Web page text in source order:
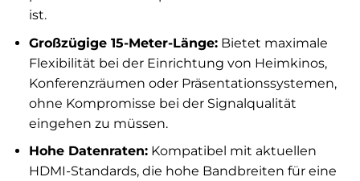
ist.
Großzügige 15-Meter-Länge:Bietet maximale
Flexibilität bei der Einrichtung von Heimkinos,
Konferenzräumen oder Präsentationssystemen,
ohne Kompromisse bei der Signalqualität
eingehen zu müssen.
Hohe Datenraten:Kompatibel mit aktuellen
HDMI-Standards, die hohe Bandbreiten für eine